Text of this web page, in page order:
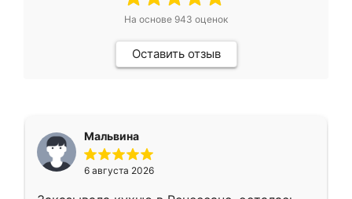
На основе 943 оценок
Оставить отзыв
Мальвина
6 августа 2026